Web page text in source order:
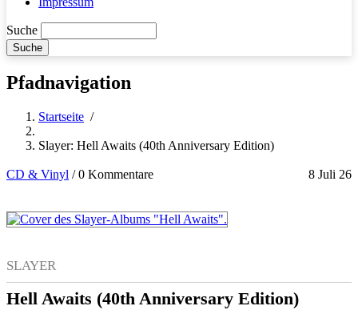
Suche
Pfadnavigation
Startseite /
Slayer: Hell Awaits (40th Anniversary Edition)
CD & Vinyl 8 Juli 26
/0 Kommentare
SLAYER
Hell Awaits (40th Anniversary Edition)